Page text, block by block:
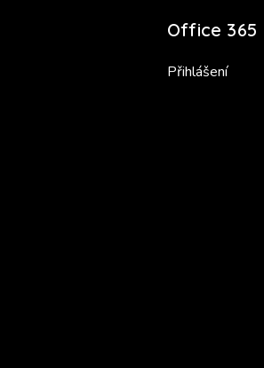
Office 365
Přihlášení